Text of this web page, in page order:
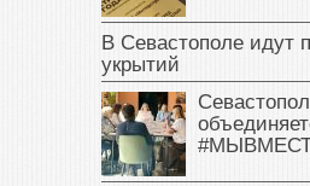
В Севастополе идут
укрытий